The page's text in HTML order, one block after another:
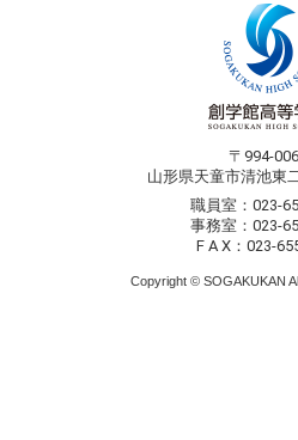
〒994-
山形県天童市清池東
職員室：023-
事務室：023-
F A X：023-
Copyright © SOGAKUKAN